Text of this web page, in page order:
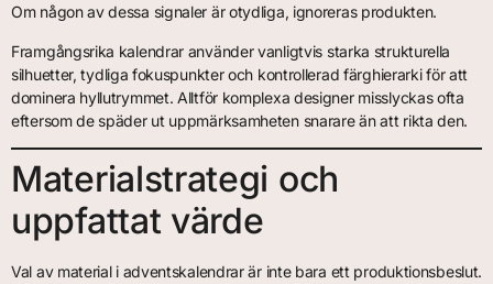
Om någon av dessa signaler är otydliga, ignoreras produkten.
Framgångsrika kalendrar använder vanligtvis starka strukturella
silhuetter, tydliga fokuspunkter och kontrollerad färghierarki för att
dominera hyllutrymmet. Alltför komplexa designer misslyckas ofta
eftersom de späder ut uppmärksamheten snarare än att rikta den.
Materialstrategi och
uppfattat värde
Val av material i adventskalendrar är inte bara ett produktionsbeslut.